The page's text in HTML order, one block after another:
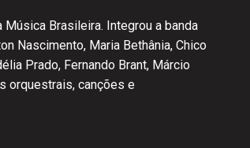
Brasileira. Integrou a banda
Nascimento, Maria Bethânia, Chico
Prado, Fernando Brant, Márcio
orquestrais, canções e